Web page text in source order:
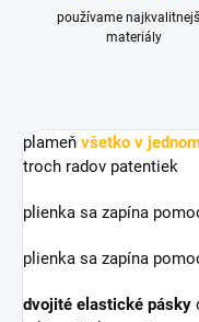
používame
materiály
plameň všetko v
troch radov patentiek
plienka sa zapína
plienka sa zapína
dvojité elastické pásky